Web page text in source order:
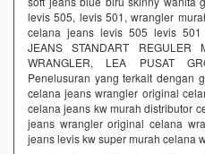
levis 505, levis 501, wrangler
celana jeans levis 505 levis
JEANS STANDART
WRANGLER, LEA PUSAT
Penelusuran yang terkait dengan
celana jeans wrangler original
celana jeans kw murah distributor
jeans wrangler original celana
jeans levis kw super murah celana